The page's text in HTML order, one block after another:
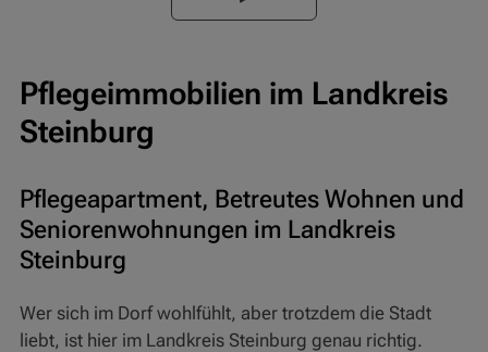
Pflegeimmobilien im Landkreis
Steinburg
Pflegeapartment, Betreutes Wohnen und
Seniorenwohnungen im Landkreis
Steinburg
Wer sich im Dorf wohlfühlt, aber trotzdem die Stadt
liebt, ist hier im Landkreis Steinburg genau richtig.